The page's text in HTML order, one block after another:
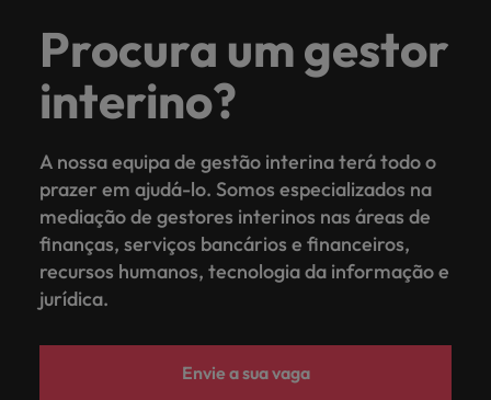
Procura um gestor
interino?
A nossa equipa de gestão interina terá todo o
prazer em ajudá-lo. Somos especializados na
mediação de gestores interinos nas áreas de
finanças, serviços bancários e financeiros,
recursos humanos, tecnologia da informação e
jurídica.
Envie a sua vaga